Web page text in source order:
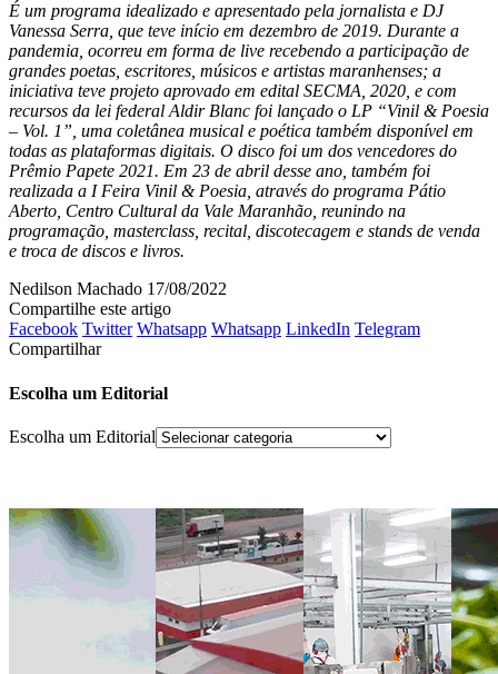
É um programa idealizado e apresentado pela jornalista e DJ
Vanessa Serra, que teve início em dezembro de 2019. Durante a
pandemia, ocorreu em forma de live recebendo a participação de
grandes poetas, escritores, músicos e artistas maranhenses; a
iniciativa teve projeto aprovado em edital SECMA, 2020, e com
recursos da lei federal Aldir Blanc foi lançado o LP “Vinil & Poesia
– Vol. 1”, uma coletânea musical e poética também disponível em
todas as plataformas digitais. O disco foi um dos vencedores do
Prêmio Papete 2021. Em 23 de abril desse ano, também foi
realizada a I Feira Vinil & Poesia, através do programa Pátio
Aberto, Centro Cultural da Vale Maranhão, reunindo na
programação, masterclass, recital, discotecagem e stands de venda
e troca de discos e livros.
Nedilson Machado 17/08/2022
Compartilhe este artigo
Facebook Twitter Whatsapp Whatsapp LinkedIn Telegram
Compartilhar
Escolha um Editorial
Escolha um Editorial